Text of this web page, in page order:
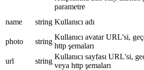
parametre
name string Kullanıcı adı
photo
string
Kullanıcı avatar URL'si,
http şemaları
url
string
Kullanıcı sayfası URL'si,
veya http şemaları